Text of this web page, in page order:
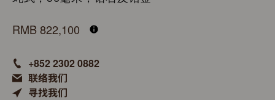
RMB 822,100
+852 2302 0882
联络我们
寻找我们